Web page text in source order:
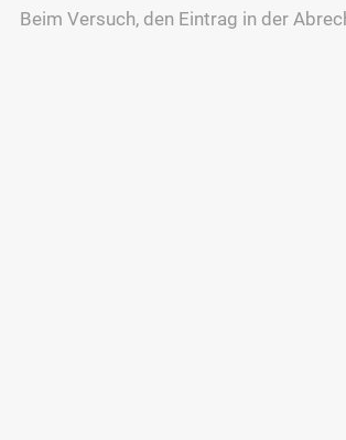
Beim Versuch, den Eintrag in der